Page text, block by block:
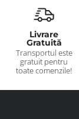
Livrare
Gratuită
Transportul este
gratuit pentru
toate comenzile!